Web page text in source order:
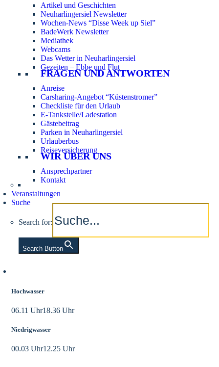
Artikel und Geschichten
Neuharlingersiel Newsletter
Wochen-News “Disse Week up Siel”
BadeWerk Newsletter
Mediathek
Webcams
Das Wetter in Neuharlingersiel
Gezeiten – Ebbe und Flut
FRAGEN UND ANTWORTEN
Anreise
Carsharing-Angebot “Küstenstromer”
Checkliste für den Urlaub
E-Tankstelle/Ladestation
Gästebeitrag
Parken in Neuharlingersiel
Urlauberbus
Reiseversicherung
WIR ÜBER UNS
Ansprechpartner
Kontakt
Veranstaltungen
Suche
Search for:
Search Button
Hochwasser
06.11 Uhr18.36 Uhr
Niedrigwasser
00.03 Uhr12.25 Uhr